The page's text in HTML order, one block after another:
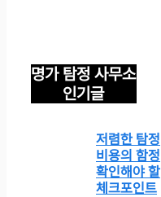
명가 탐정 사무소
인기글
저렴한 탐정
비용의 함정
확인해야 할
체크포인트